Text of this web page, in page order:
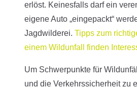
erlöst. Keinesfalls darf ein
eigene Auto „eingepackt“
Jagdwilderei. Tipps zum
einem Wildunfall finden
Um Schwerpunkte für
und die Verkehrssicherheit zu